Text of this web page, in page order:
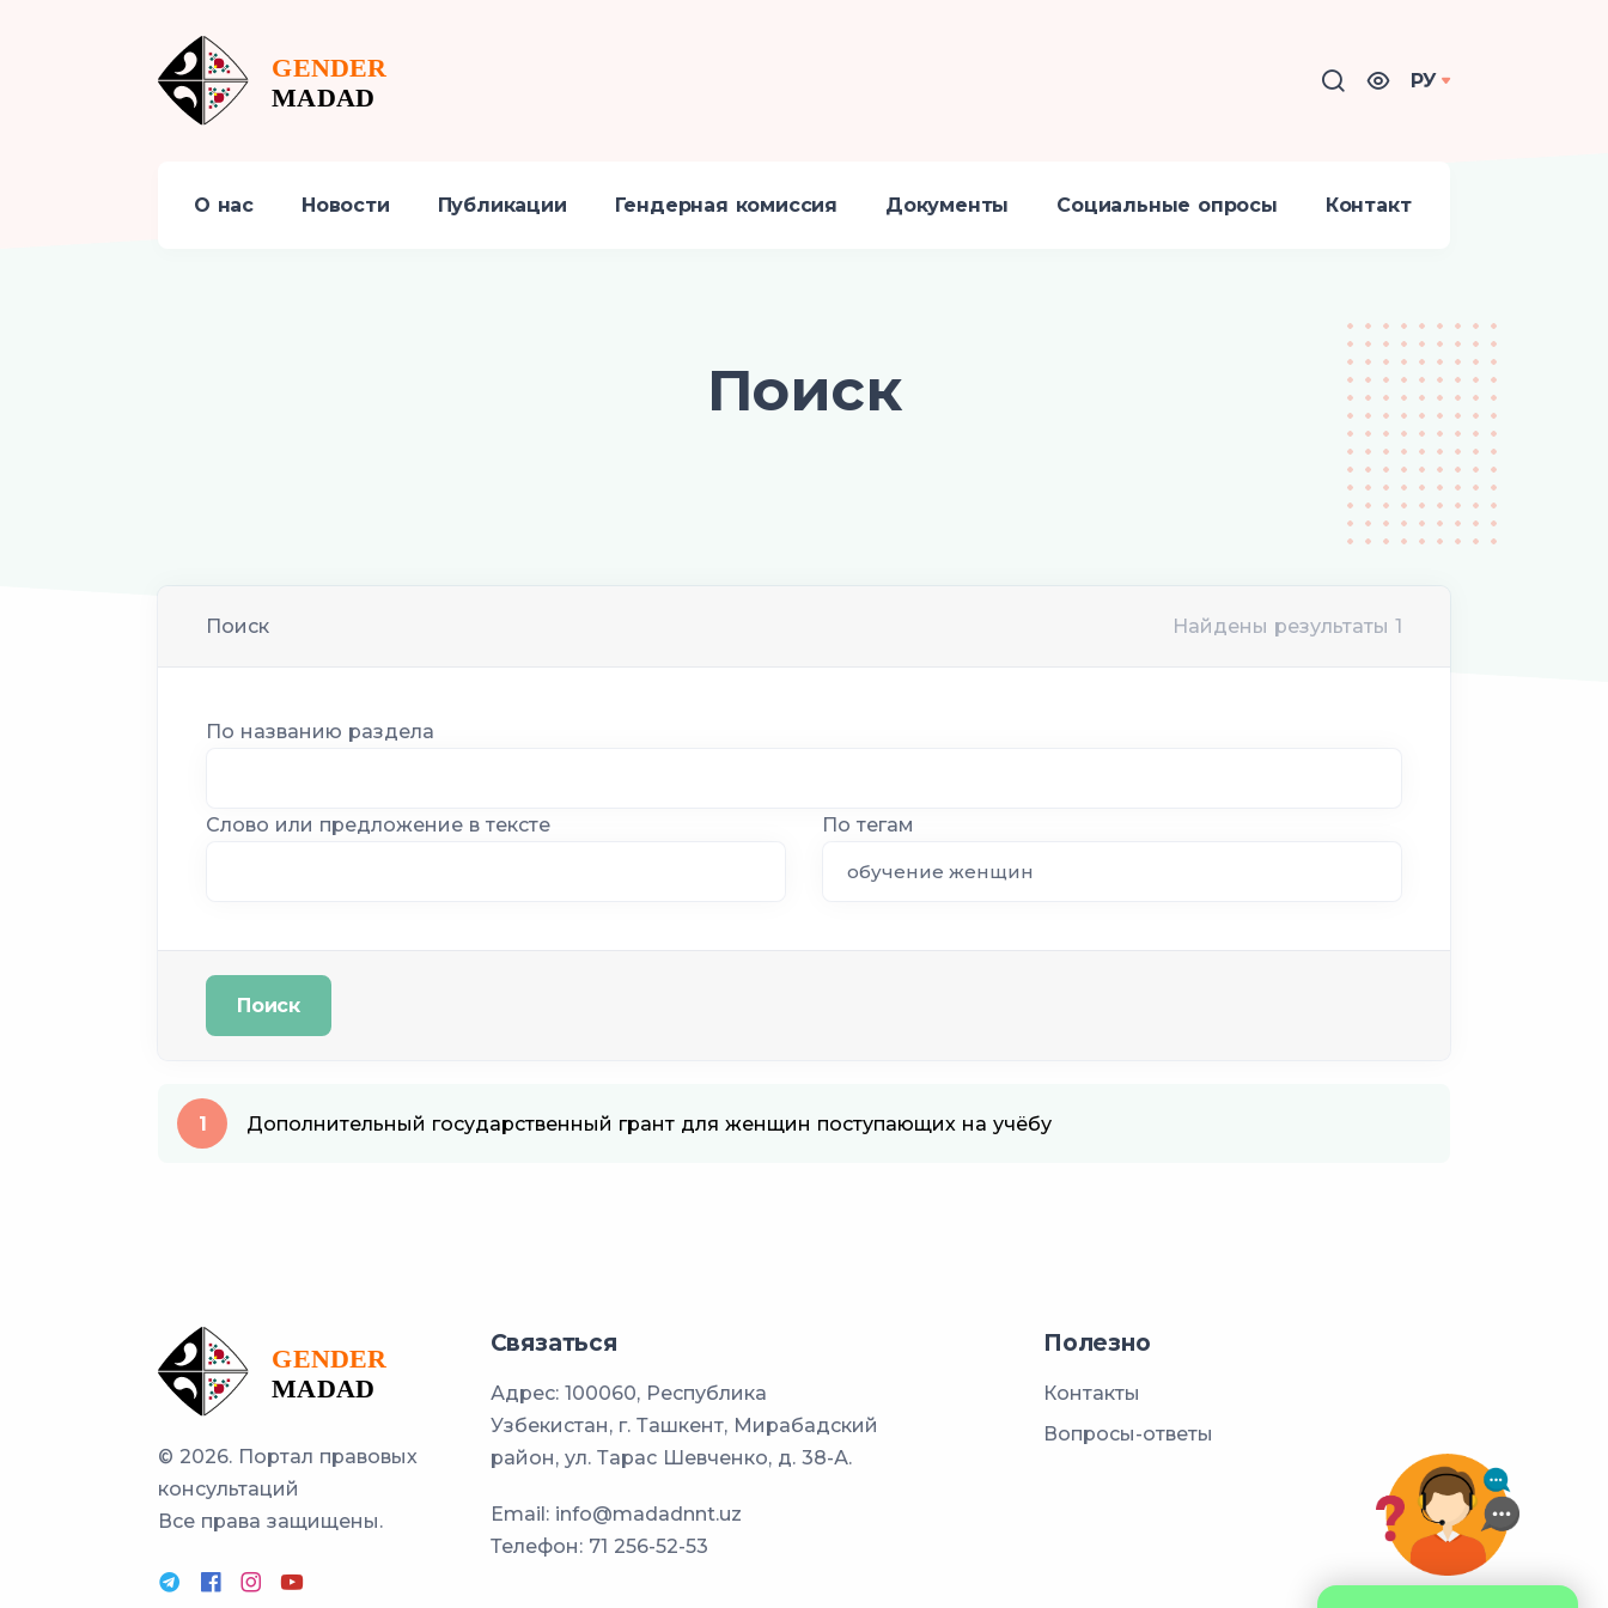
РУ
О нас Новости Публикации Гендерная комиссия Документы Социальные опросы Контакт
Поиск
Поиск Найдены результаты 1
По названию раздела
Слово или предложение в тексте По тегам
Поиск
1 Дополнительный государственный грант для женщин поступающих на учёбу
© 2026. Портал правовых
консультаций
Все права защищены.
Связаться
Адрес: 100060, Республика
Узбекистан, г. Ташкент, Мирабадский
район, ул. Тарас Шевченко, д. 38-А.
Email: info@madadnnt.uz
Телефон: 71 256-52-53
Полезно
Контакты
Вопросы-ответы